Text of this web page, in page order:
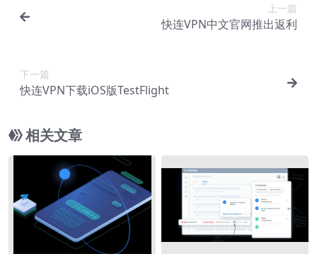
上一篇
快连VPN中文官网推出返利
下一篇
快连VPN下载iOS版TestFlight
相关文章